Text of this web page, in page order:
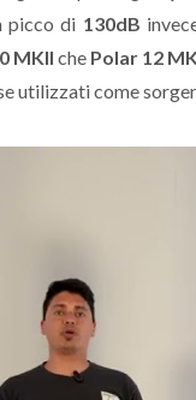
picco di 130dB
MKII che Polar 12
utilizzati come